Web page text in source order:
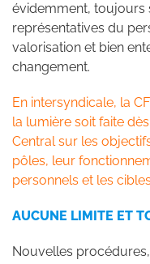
évidemment, toujours
représentatives du
valorisation et bien
changement.
En intersyndicale, la
la lumière soit faite
Central sur les
pôles, leur
personnels et les
AUCUNE LIMITE ET
Nouvelles